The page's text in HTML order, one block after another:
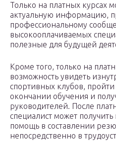
Только на платных курсах
актуальную информацию,
профессиональному
высокооплачиваемых
полезные для будущей
Кроме того, только на
возможность увидеть
спортивных клубов,
окончании обучения и
руководителей. После
специалист может
помощь в составлении
непосредственно в